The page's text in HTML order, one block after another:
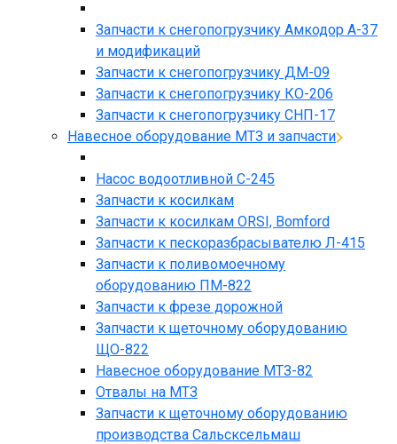
Запчасти к снегопогрузчику Амкодор А-37
и модификаций
Запчасти к снегопогрузчику ДМ-09
Запчасти к снегопогрузчику КО-206
Запчасти к снегопогрузчику СНП-17
Навесное оборудование МТЗ и запчасти
Насос водоотливной С-245
Запчасти к косилкам
Запчасти к косилкам ORSI, Bomford
Запчасти к пескоразбрасывателю Л-415
Запчасти к поливомоечному
оборудованию ПМ-822
Запчасти к фрезе дорожной
Запчасти к щеточному оборудованию
ЩО-822
Навесное оборудование МТЗ-82
Отвалы на МТЗ
Запчасти к щеточному оборудованию
производства Сальсксельмаш